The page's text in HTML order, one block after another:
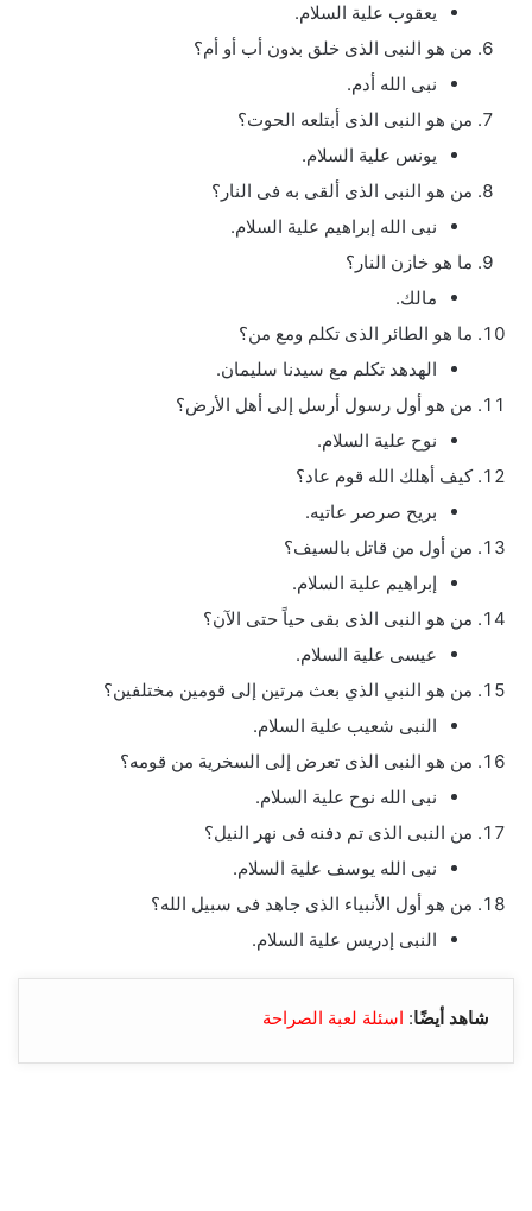
يعقوب علية السلام.
من هو النبى الذى خلق بدون أب أو أم؟
نبى الله أدم.
من هو النبى الذى أبتلعه الحوت؟
يونس علية السلام.
من هو النبى الذى ألقى به فى النار؟
نبى الله إبراهيم علية السلام.
ما هو خازن النار؟
مالك.
ما هو الطائر الذى تكلم ومع من؟
الهدهد تكلم مع سيدنا سليمان.
من هو أول رسول أرسل إلى أهل الأرض؟
نوح علية السلام.
كيف أهلك الله قوم عاد؟
بريح صرصر عاتيه.
من أول من قاتل بالسيف؟
إبراهيم علية السلام.
من هو النبى الذى بقى حياً حتى الآن؟
عيسى علية السلام.
من هو النبي الذي بعث مرتين إلى قومين مختلفين؟
النبى شعيب علية السلام.
من هو النبى الذى تعرض إلى السخرية من قومه؟
نبى الله نوح علية السلام.
من النبى الذى تم دفنه فى نهر النيل؟
نبى الله يوسف علية السلام.
من هو أول الأنبياء الذى جاهد فى سبيل الله؟
النبى إدريس علية السلام.
شاهد أيضًا: اسئلة لعبة الصراحة